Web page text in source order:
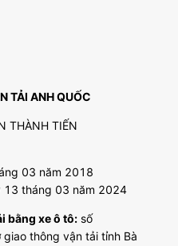
TẢI ANH QUỐC
THÀNH TIẾN
03 năm 2018
13 tháng 03 năm 2024
bằng xe ô tô: số
thông vận tải tỉnh Bà